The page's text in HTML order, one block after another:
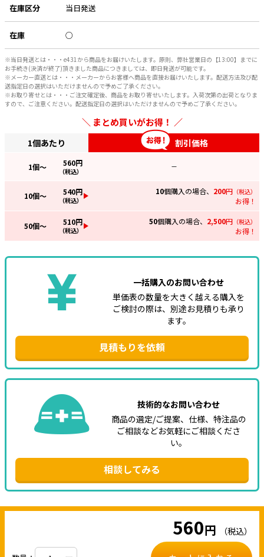
在庫区分 当日発送
在庫 ○
※当日発送とは・・・e431から商品をお届けいたします。原則、弊社営業日の【13:00】までに
お手続き(決済が終了)頂きました商品につきましては、即日発送が可能です。
※メーカー直送とは・・・メーカーからお客様へ商品を直接お届けいたします。配送方法及び配
送指定日の選択はいただけませんので予めご了承ください。
※お取り寄せとは・・・ご注文確定後、商品をお取り寄せいたします。入荷次第の出荷となりま
すので、ご注意ください。配送指定日の選択はいただけませんので予めご了承ください。
まとめ買いがお得！
1個あたり 割引価格
1個～ 560円
（税込）
—
10個～ 540円
（税込）
10個購入の場合、 200円 （税込）
お得！
50個～ 510円
（税込）
50個購入の場合、 2,500円 （税込）
お得！
一括購入のお問い合わせ
単価表の数量を大きく越える購入を
ご検討の際は、別途お見積りも承り
ます。
見積もりを依頼
技術的なお問い合わせ
商品の選定/ご提案、仕様、特注品の
ご相談などお気軽にご相談くださ
い。
相談してみる
560円 （税込）